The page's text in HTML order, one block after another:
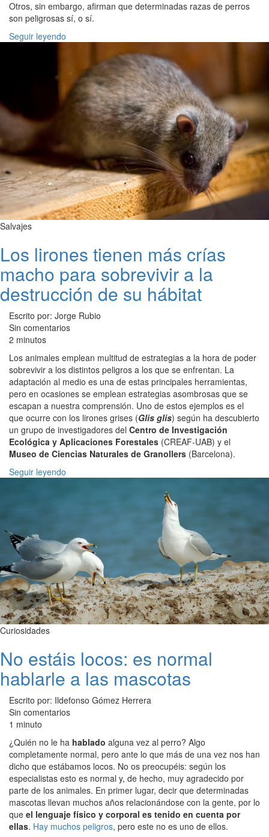
Otros, sin embargo, afirman que determinadas razas de perros
son peligrosas sí, o sí.
Seguir leyendo
Salvajes
Los lirones tienen más crías
macho para sobrevivir a la
destrucción de su hábitat
Escrito por: Jorge Rubio
Sin comentarios
2 minutos
Los animales emplean multitud de estrategias a la hora de poder
sobrevivir a los distintos peligros a los que se enfrentan. La
adaptación al medio es una de estas principales herramientas,
pero en ocasiones se emplean estrategias asombrosas que se
escapan a nuestra comprensión. Uno de estos ejemplos es el
que ocurre con los lirones grises (Glis glis) según ha descubierto
un grupo de investigadores del Centro de Investigación
Ecológica y Aplicaciones Forestales (CREAF-UAB) y el
Museo de Ciencias Naturales de Granollers (Barcelona).
Seguir leyendo
Curiosidades
No estáis locos: es normal
hablarle a las mascotas
Escrito por: Ildefonso Gómez Herrera
Sin comentarios
1 minuto
¿Quién no le ha hablado alguna vez al perro? Algo
completamente normal, pero ante lo que más de una vez nos han
dicho que estábamos locos. No os preocupéis: según los
especialistas esto es normal y, de hecho, muy agradecido por
parte de los animales. En primer lugar, decir que determinadas
mascotas llevan muchos años relacionándose con la gente, por lo
que el lenguaje físico y corporal es tenido en cuenta por
ellas. Hay muchos peligros, pero este no es uno de ellos.